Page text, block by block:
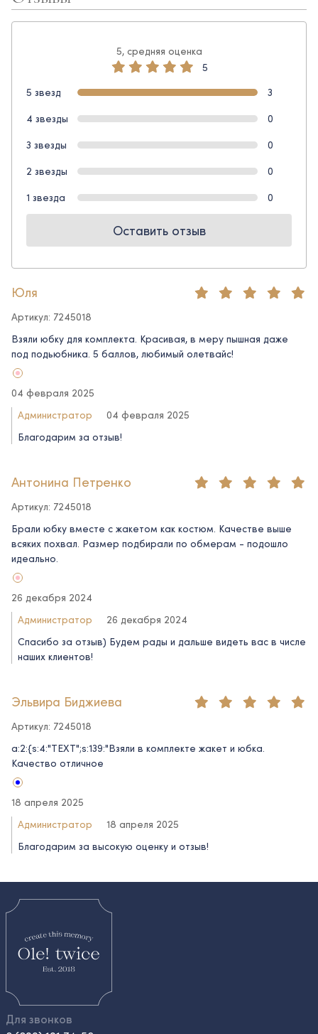
5, средняя оценка
5
5 звезд
3
4 звезды
0
3 звезды
0
2 звезды
0
1 звезда
0
Оставить отзыв
Юля
Артикул: 7245018
Взяли юбку для комплекта. Красивая, в меру пышная даже
под подьюбника. 5 баллов, любимый олетвайс!
04 февраля 2025
Администратор
04 февраля 2025
Благодарим за отзыв!
Антонина Петренко
Артикул: 7245018
Брали юбку вместе с жакетом как костюм. Качестве выше
всяких похвал. Размер подбирали по обмерам - подошло
идеально.
26 декабря 2024
Администратор
26 декабря 2024
Спасибо за отзыв) Будем рады и дальше видеть вас в числе
наших клиентов!
Эльвира Биджиева
Артикул: 7245018
a:2:{s:4:"TEXT";s:139:"Взяли в комплекте жакет и юбка.
Качество отличное
18 апреля 2025
Администратор
18 апреля 2025
Благодарим за высокую оценку и отзыв!
Для звонков